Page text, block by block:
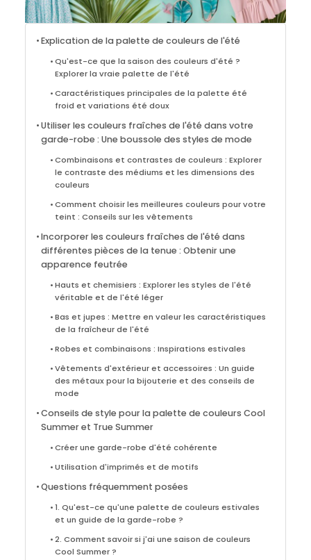
Explication de la palette de couleurs de l'été
Qu'est-ce que la saison des couleurs d'été ?
Explorer la vraie palette de l'été
Caractéristiques principales de la palette été
froid et variations été doux
Utiliser les couleurs fraîches de l'été dans votre
garde-robe : Une boussole des styles de mode
Combinaisons et contrastes de couleurs : Explorer
le contraste des médiums et les dimensions des
couleurs
Comment choisir les meilleures couleurs pour votre
teint : Conseils sur les vêtements
Incorporer les couleurs fraîches de l'été dans
différentes pièces de la tenue : Obtenir une
apparence feutrée
Hauts et chemisiers : Explorer les styles de l'été
véritable et de l'été léger
Bas et jupes : Mettre en valeur les caractéristiques
de la fraîcheur de l'été
Robes et combinaisons : Inspirations estivales
Vêtements d'extérieur et accessoires : Un guide
des métaux pour la bijouterie et des conseils de
mode
Conseils de style pour la palette de couleurs Cool
Summer et True Summer
Créer une garde-robe d'été cohérente
Utilisation d'imprimés et de motifs
Questions fréquemment posées
1. Qu'est-ce qu'une palette de couleurs estivales
et un guide de la garde-robe ?
2. Comment savoir si j'ai une saison de couleurs
Cool Summer ?